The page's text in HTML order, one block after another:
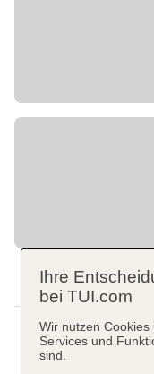
Ihre
bei TUI.com
Wir nutzen
Services und
sind.